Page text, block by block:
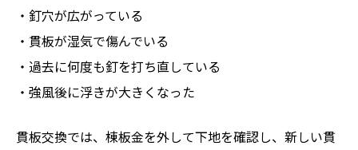
・釘穴が広がっている
・貫板が湿気で傷んでいる
・過去に何度も釘を打ち直している
・強風後に浮きが大きくなった
貫板交換では、棟板金を外して下地を確認し、新しい貫